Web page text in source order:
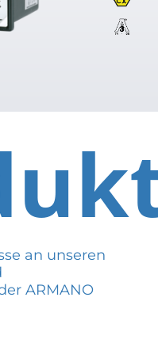
an unseren
ARMANO